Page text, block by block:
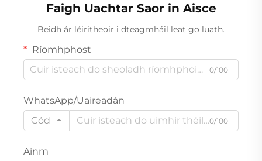
Faigh Uachtar Saor in Aisce
Beidh ár léiritheoir i dteagmháil leat go luath.
Ríomhphost
0/100
WhatsApp/Uaireadán
Cód
0/100
Ainm